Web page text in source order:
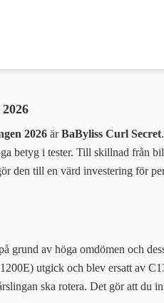
2026 ärBaByliss Curl Secret
betyg i tester. Till skillnad från
den till en värd investering för
grund av höga omdömen och
utgick och blev ersatt av
ska rotera. Det gör att du